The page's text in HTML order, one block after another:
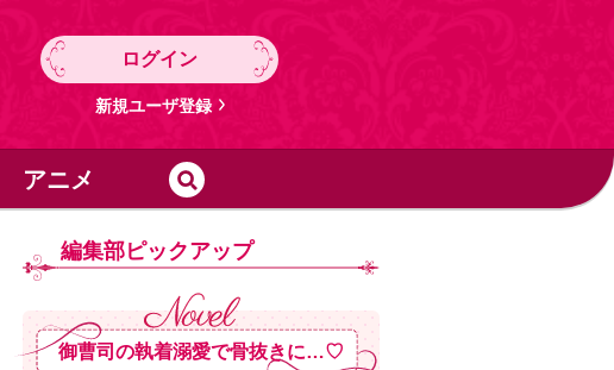
ログイン
新規ユーザ登録
アニメ
編集部ピックアップ
御曹司の執着溺愛で骨抜きに…♡